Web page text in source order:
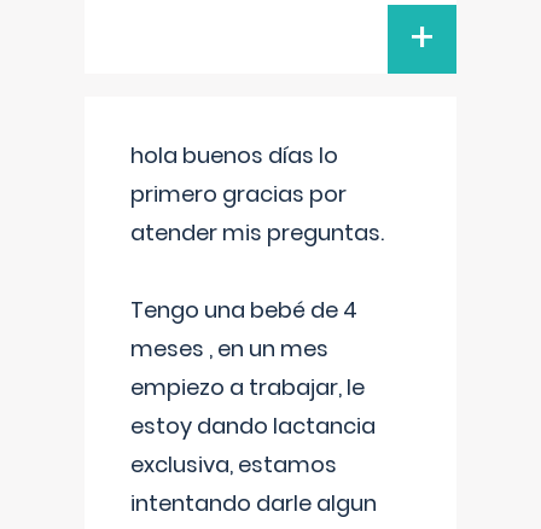
+
hola buenos días lo
primero gracias por
atender mis preguntas.
Tengo una bebé de 4
meses , en un mes
empiezo a trabajar, le
estoy dando lactancia
exclusiva, estamos
intentando darle algun